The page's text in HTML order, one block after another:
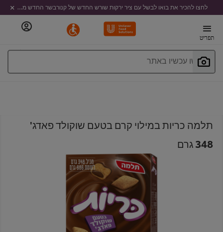
לחצו להכיר את בואו לבשל עם ציר ירקות שורש החדש של קנורבשר החדש מבית קנור
תפריט
חפשו עכשיו באתר
תלמה כריות במילוי קרם בטעם שוקולד פאדג'
348 גרם